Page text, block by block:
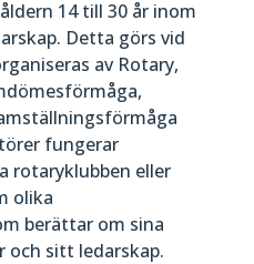
14 till 30 år inom
Detta görs vid
av Rotary,
fungerar
rotaryklubben eller
olika
berättar om sina
och sitt ledarskap.